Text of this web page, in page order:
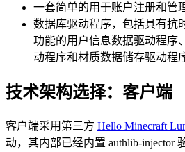
一套简单的用于账户注册和管
数据库驱动程序，包括具有抗
功能的用户信息数据驱动程序
动程序和材质数据储存驱动程
技术架构选择：客户端
客户端采用第三方 Hello Minecraft
动，其内部已经内置 authlib-injector